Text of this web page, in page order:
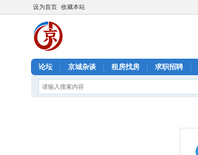
设为首页 收藏本站
论坛 京城杂谈 租房找房 求职招聘